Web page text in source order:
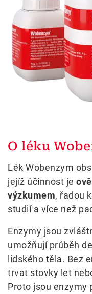
O léku
Lék Wobenzym
jejíž účinnost je
výzkumem, řadou
studií a více než
Enzymy jsou
umožňují průběh
lidského těla. Bez
trvat stovky let
Proto jsou enzymy